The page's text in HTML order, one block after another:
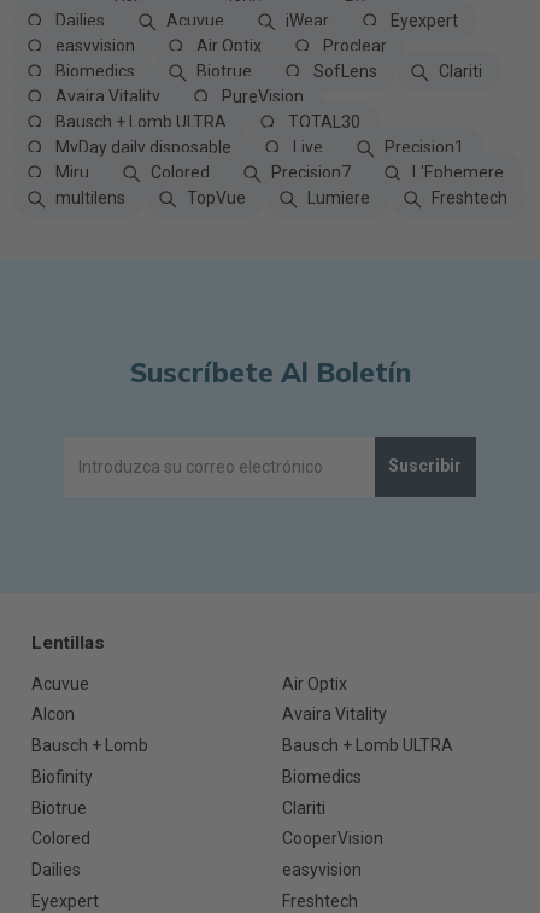
Dailies
Acuvue iWear
Eyexpert
easyvision
Air Optix
Proclear
Biomedics
Biotrue SofLens
Clariti
Avaira Vitality
PureVision
Bausch + Lomb ULTRA
TOTAL30
MyDay daily disposable
Live
Precision1
Miru
Colored Precision7
L'Ephemere
multilens
TopVue Lumiere Freshtech
Suscríbete Al Boletín
Suscribir
Lentillas
Acuvue
Air Optix
Alcon
Avaira Vitality
Bausch + Lomb
Bausch + Lomb ULTRA
Biofinity
Biomedics
Biotrue
Clariti
Colored
CooperVision
Dailies
easyvision
Eyexpert
Freshtech